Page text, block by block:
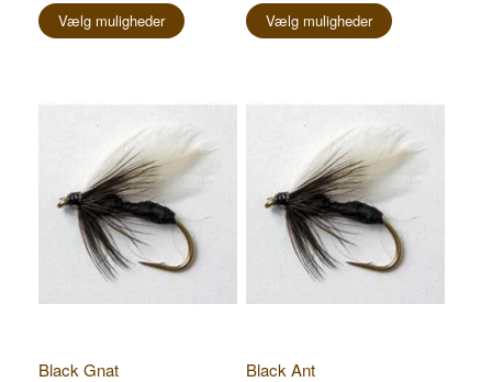
Vælg muligheder
vare
Mulighederne
vælges
på
Vælg muligheder
vare
Mulighederne
vælges
på
Black Gnat
Black Ant